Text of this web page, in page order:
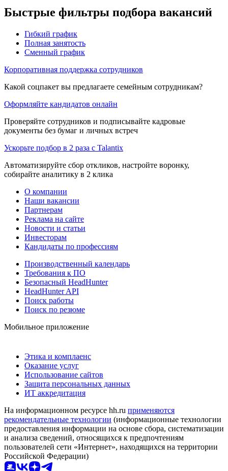
Быстрые фильтры подбора вакансий
Гибкий график
Полная занятость
Сменный график
Корпоративная поддержка сотрудников
Какой соцпакет вы предлагаете семейным сотрудникам?
Оформляйте кандидатов онлайн
Проверяйте сотрудников и подписывайте кадровые
документы без бумаг и личных встреч
Ускорьте подбор в 2 раза с Talantix
Автоматизируйте сбор откликов, настройте воронку,
собирайте аналитику в 2 клика
О компании
Наши вакансии
Партнерам
Реклама на сайте
Новости и статьи
Инвесторам
Кандидаты по профессиям
Производственный календарь
Требования к ПО
Безопасный HeadHunter
HeadHunter API
Поиск работы
Поиск по резюме
Мобильное приложение
Этика и комплаенс
Оказание услуг
Использование сайтов
Защита персональных данных
ИТ аккредитация
На информационном ресурсе hh.ru применяются
рекомендательные технологии (информационные технологии
предоставления информации на основе сбора, систематизации
и анализа сведений, относящихся к предпочтениям
пользователей сети «Интернет», находящихся на территории
Российской Федерации)